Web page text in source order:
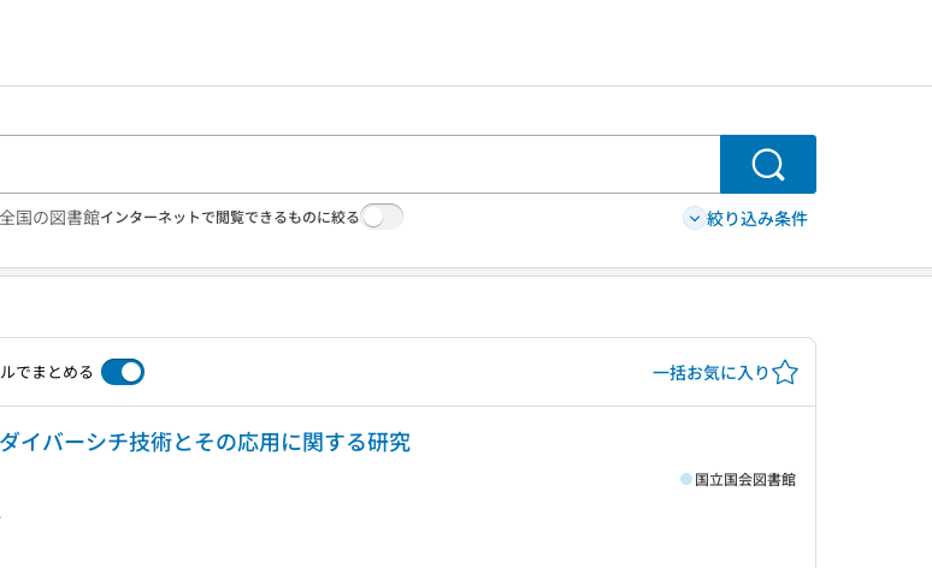
検索
全国の図書館インターネットで閲覧できるものに絞る 絞り込み条件
でまとめる 一括お気に入り
イバーシチ技術とその応用に関する研究
国立国会図書館